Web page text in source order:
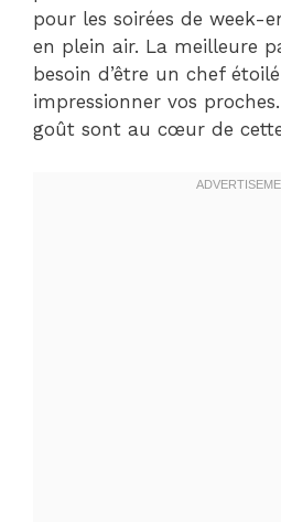
pour les soirées de week-
en plein air. La meilleure
besoin d’être un chef
impressionner vos
goût sont au cœur de